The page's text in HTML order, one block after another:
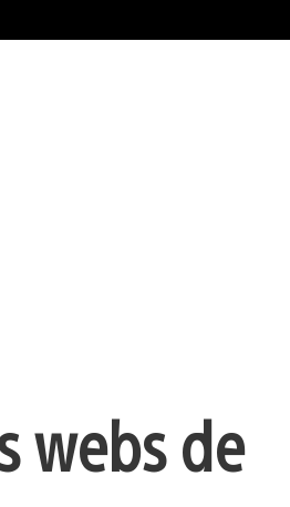
webs de